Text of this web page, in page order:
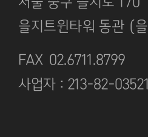
을지트윈타워 동관 (
FAX 02.6711.8799
사업자 : 213-82-